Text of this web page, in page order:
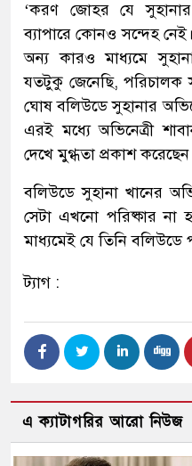
‘করণ জোহর যে
ব্যাপারে কোনও সন্দেহ
অন্য কারও মাধ্যমে
যতটুকু জেনেছি, পরিচালক
ঘোষ বলিউডে সুহানার
এরই মধ্যে অভিনেত্রী
দেখে মুগ্ধতা প্রকাশ
বলিউডে সুহানা খানের
সেটা এখনো পরিষ্কার না
মাধ্যমেই যে তিনি বলিউডে
ট্যাগ :
এ ক্যাটাগরির আরো নিউজ